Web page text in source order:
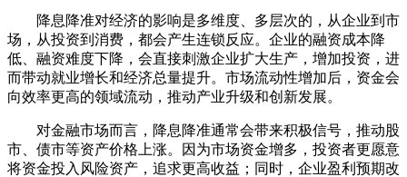
降息降准对经济的影响是多维度、多层次的，从企业到市
场，从投资到消费，都会产生连锁反应。企业的融资成本降
低、融资难度下降，会直接刺激企业扩大生产，增加投资，进
而带动就业增长和经济总量提升。市场流动性增加后，资金会
向效率更高的领域流动，推动产业升级和创新发展。
对金融市场而言，降息降准通常会带来积极信号，推动股
市、债市等资产价格上涨。因为市场资金增多，投资者更愿意
将资金投入风险资产，追求更高收益；同时，企业盈利预期改